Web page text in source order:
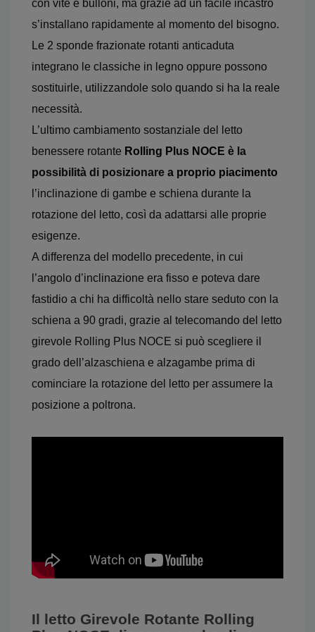
con vite e bulloni, ma grazie ad un facile incastro
s’installano rapidamente al momento del bisogno.
Le 2 sponde frazionate rotanti anticaduta
integrano le classiche in legno oppure possono
sostituirle, utilizzandole solo quando si ha la reale
necessità.
L’ultimo cambiamento sostanziale del letto
benessere rotante Rolling Plus NOCE è la
possibilità di posizionare a proprio piacimento
l’inclinazione di gambe e schiena durante la
rotazione del letto, così da adattarsi alle proprie
esigenze.
A differenza del modello precedente, in cui
l’angolo d’inclinazione era fisso e poteva dare
fastidio a chi ha difficoltà nello stare seduto con la
schiena a 90 gradi, grazie al telecomando del letto
girevole Rolling Plus NOCE si può scegliere il
grado dell’alzaschiena e alzagambe prima di
cominciare la rotazione del letto per assumere la
posizione a poltrona.
Il letto Girevole Rotante Rolling